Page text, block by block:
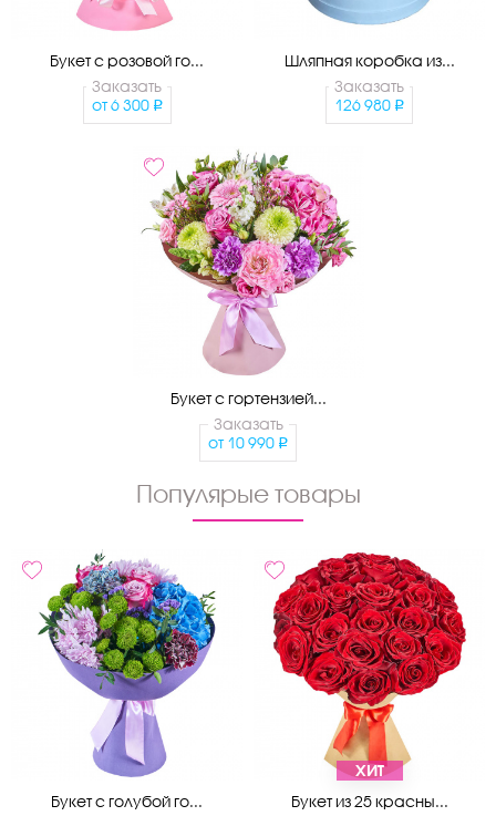
Букет с розовой го...
Заказать
от 6 300
Шляпная коробка из...
Заказать
126 980
Букет с гортензией...
Заказать
от 10 990
Популярые товары
Букет с голубой го...
ХИТ
Букет из 25 красны...